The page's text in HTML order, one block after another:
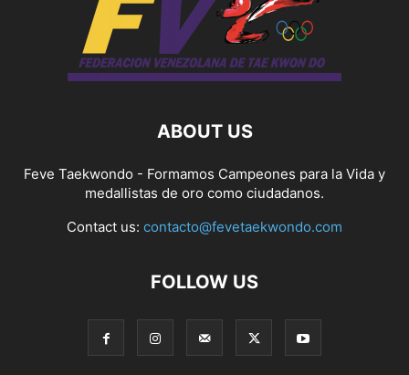
ABOUT US
Feve Taekwondo - Formamos Campeones para la Vida y
medallistas de oro como ciudadanos.
Contact us: contacto@fevetaekwondo.com
FOLLOW US